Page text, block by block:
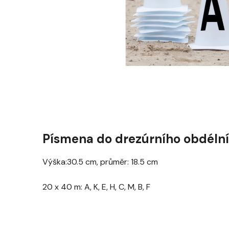
Písmena do drezúrního
Výška:30.5 cm, průměr: 18.5 cm
20 x 40 m: A, K, E, H, C, M, B, F